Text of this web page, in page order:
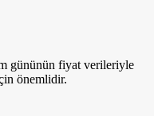
gününün fiyat verileriyle
önemlidir.